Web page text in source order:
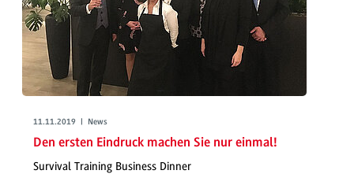
11.11.2019 | News
Den ersten Eindruck machen Sie nur einmal!
Survival Training Business Dinner